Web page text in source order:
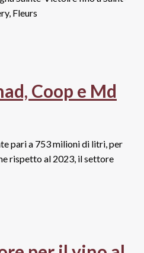
Fleurs
Coop e Md
pari a 753 milioni di litri, per
rispetto al 2023, il settore